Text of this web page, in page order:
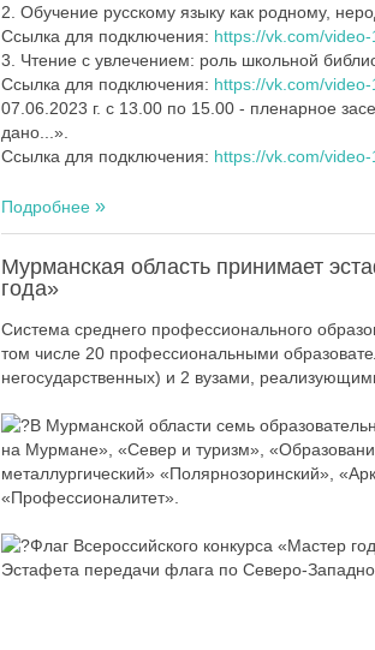
2. Обучение русскому языку как родному,
Ссылка для подключения: https://vk.com/
3. Чтение с увлечением: роль школьной
Ссылка для подключения: https://vk.com/
07.06.2023 г. с 13.00 по 15.00 - пленарное
дано...».
Ссылка для подключения: https://vk.com/
Подробнее
Мурманская область принимает
года»
Система среднего профессионального
том числе 20 профессиональными
негосударственных) и 2 вузами,
В Мурманской области семь
на Мурмане», «Север и туризм»,
металлургический» «Полярнозоринский»,
«Профессионалитет».
Флаг Всероссийского конкурса «Мастер
Эстафета передачи флага по Северо-